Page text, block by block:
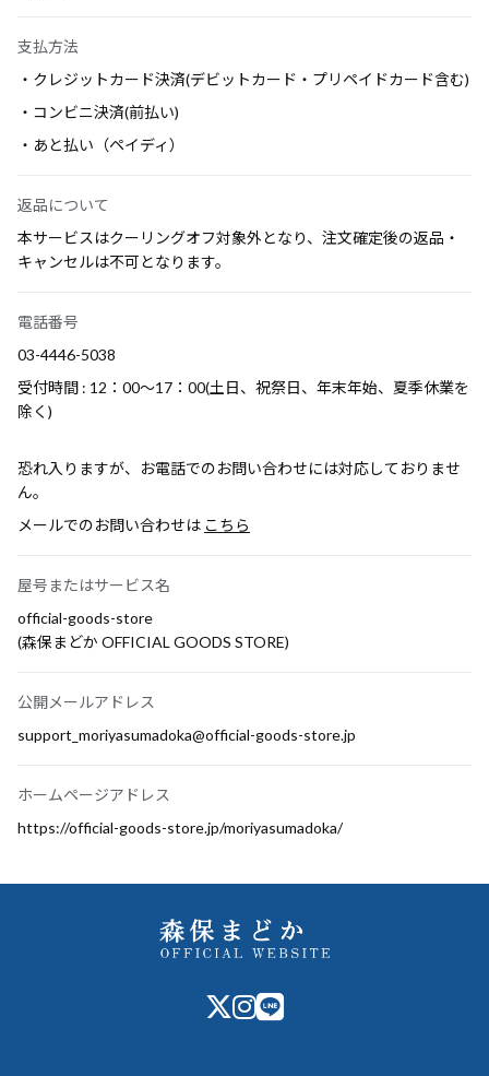
支払方法
・クレジットカード決済(デビットカード・プリペイドカード含む)
・コンビニ決済(前払い)
・あと払い（ペイディ）
返品について
本サービスはクーリングオフ対象外となり、注文確定後の返品・
キャンセルは不可となります。
電話番号
03-4446-5038
受付時間 : 12：00～17：00(土日、祝祭日、年末年始、夏季休業を
除く)
恐れ入りますが、お電話でのお問い合わせには対応しておりませ
ん。
メールでのお問い合わせは こちら
屋号またはサービス名
official-goods-store
(森保まどか OFFICIAL GOODS STORE)
公開メールアドレス
support_moriyasumadoka@official-goods-store.jp
ホームページアドレス
https://official-goods-store.jp/moriyasumadoka/